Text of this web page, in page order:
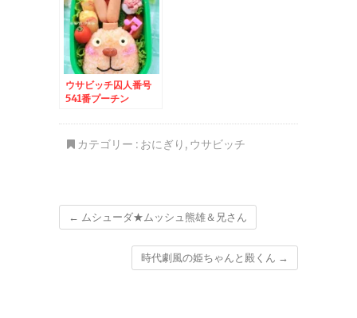
ウサビッチ囚人番号
541番プーチン
カテゴリー : おにぎり , ウサビッチ
← ムシューダ★ムッシュ熊雄＆兄さん
時代劇風の姫ちゃんと殿くん →